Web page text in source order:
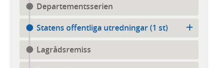
Departementsserien
Statens offentliga utredningar (1 st)
Lagrådsremiss